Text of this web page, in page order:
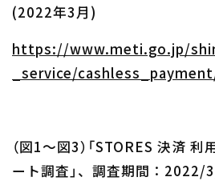
(2022年3月)
https://www.meti.go.jp/
_service/
（図1〜図3）「STORES 決済
ート調査」、調査期間：